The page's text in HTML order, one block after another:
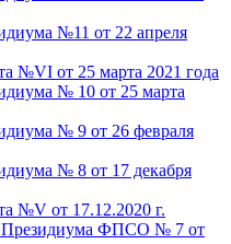
№11 от 22 апреля
№VI от 25 марта 2021 года
№ 10 от 25 марта
№ 9 от 26 февраля
№ 8 от 17 декабря
№V от 17.12.2020 г.
Президиума ФПСО № 7 от